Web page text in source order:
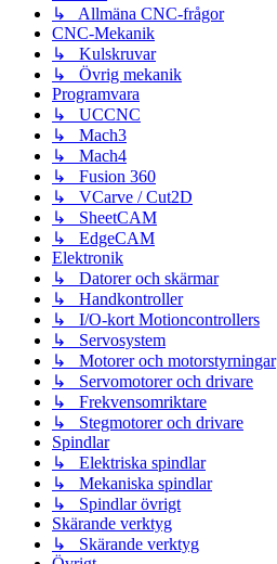
↳ Allmäna CNC-frågor
CNC-Mekanik
↳ Kulskruvar
↳ Övrig mekanik
Programvara
↳ UCCNC
↳ Mach3
↳ Mach4
↳ Fusion 360
↳ VCarve / Cut2D
↳ SheetCAM
↳ EdgeCAM
Elektronik
↳ Datorer och skärmar
↳ Handkontroller
↳ I/O-kort Motioncontrollers
↳ Servosystem
↳ Motorer och motorstyrningar
↳ Servomotorer och drivare
↳ Frekvensomriktare
↳ Stegmotorer och drivare
Spindlar
↳ Elektriska spindlar
↳ Mekaniska spindlar
↳ Spindlar övrigt
Skärande verktyg
↳ Skärande verktyg